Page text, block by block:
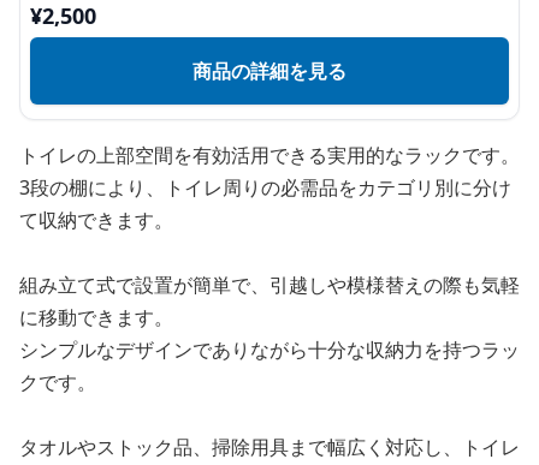
¥2,500
商品の詳細を見る
トイレの上部空間を有効活用できる実用的なラックです。
3段の棚により、トイレ周りの必需品をカテゴリ別に分け
て収納できます。
組み立て式で設置が簡単で、引越しや模様替えの際も気軽
に移動できます。
シンプルなデザインでありながら十分な収納力を持つラッ
クです。
タオルやストック品、掃除用具まで幅広く対応し、トイレ